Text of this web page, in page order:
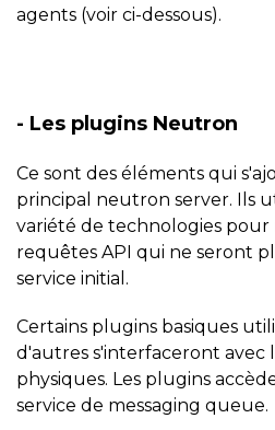
agents (voir ci-dessous).
- Les plugins Neutron
Ce sont des éléments qui
principal neutron server. Ils
variété de technologies
requêtes API qui ne seront
service initial.
Certains plugins basiques
d'autres s'interfaceront avec
physiques. Les plugins
service de messaging queue.